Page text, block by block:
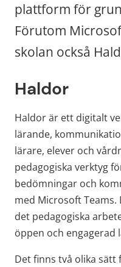
plattform för
Förutom
skolan också
Haldor
Haldor är ett digitalt
lärande,
lärare, elever och
pedagogiska verktyg
bedömningar och
med Microsoft
det pedagogiska
öppen och engagerad
Det finns två olika